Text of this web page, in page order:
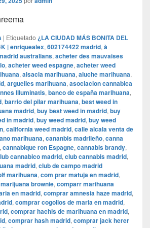
| Etiquetado ¿LA CIUDAD MÁS BONITA DEL
| enriquealex, 602174422 madrid, à
australians, acheter des mauvaises
, acheter weed espagne, acheter weed
, alsacia marihuana, aluche marihuana,
, arguelles marihuana, asociacion cannabica
Illuminatis, banco de españa marihuana,
, barrio del pilar marihuana, best weed in
madrid, buy best weed in madrid, buy
in madrid, buy weed madrid, buy weed
, california weed madrid, calle alcala venta de
marihuana, cananbis madrileño, canna
, cannabique ron Espagne, cannabis brandy,
cannabico madrid, club cannabis madrid,
madrid, club de campo madrid
marihuana, com prar matuja en madrid,
brownie, comparr marihuana
en madrid, comprar amnesia haze madrid,
, comprar cogollos de maria en madrid,
, comprar hachis de marihuana en madrid,
, comprar hash madrid, comprar jack herer